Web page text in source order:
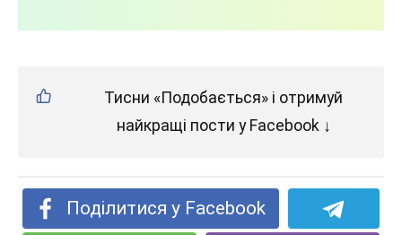
Тисни «Подобається» і отримуй
найкращі пости у Facebook ↓
Поділитися у Facebook